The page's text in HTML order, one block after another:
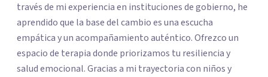
través de mi experiencia en instituciones de gobierno, he
aprendido que la base del cambio es una escucha
empática y un acompañamiento auténtico. ​Ofrezco un
espacio de terapia donde priorizamos tu resiliencia y
salud emocional. Gracias a mi trayectoria con niños y